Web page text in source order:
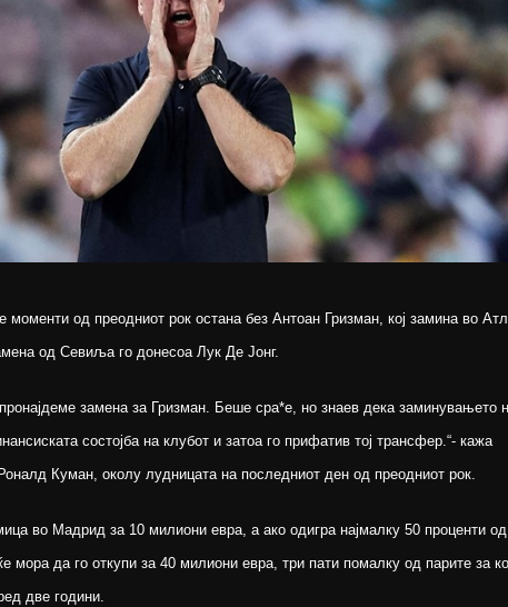
моменти од преодниот рок остана без Антоан Гризман, кој замина во
од Севиља го донесоа Лук Де Јонг.
замена за Гризман. Беше сра*е, но знаев дека заминувањето
состојба на клубот и затоа го прифатив тој трансфер.“- кажа
Куман, околу лудницата на последниот ден од преодниот рок.
во Мадрид за 10 милиони евра, а ако одигра најмалку 50 проценти од
мора да го откупи за 40 милиони евра, три пати помалку од парите за
две години.